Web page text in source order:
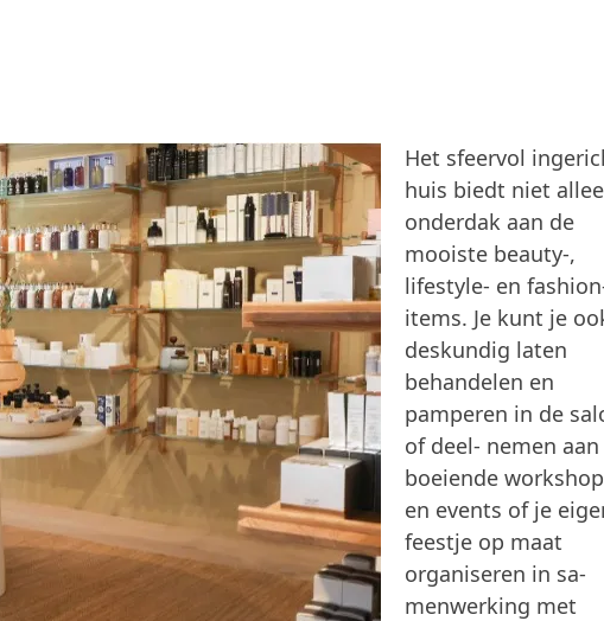
Het sfeervol
huis biedt niet
onderdak aan de
mooiste beauty-,
lifestyle- en
items. Je kunt je
deskundig laten
behandelen en
pamperen in de
of deel- nemen aan
boeiende
en events of je
feestje op maat
organiseren in sa-
menwerking met